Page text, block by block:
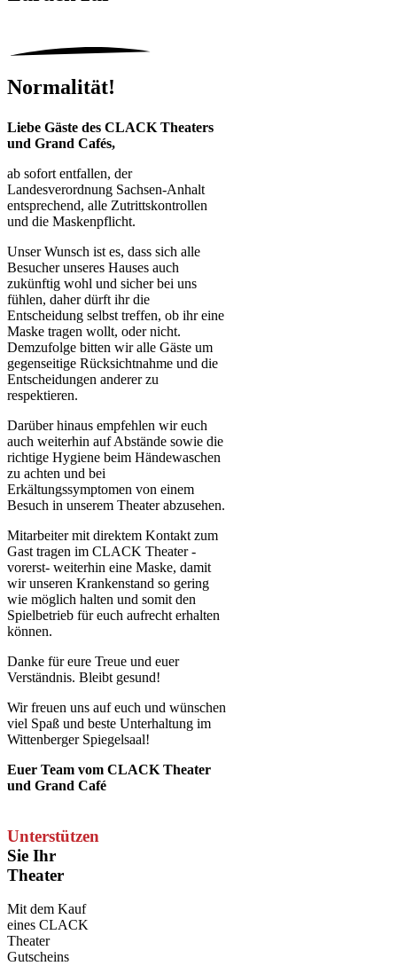
Normalität!
Liebe Gäste des CLACK Theaters
und Grand Cafés,
ab sofort entfallen, der
Landesverordnung Sachsen-Anhalt
entsprechend, alle Zutrittskontrollen
und die Maskenpflicht.
Unser Wunsch ist es, dass sich alle
Besucher unseres Hauses auch
zukünftig wohl und sicher bei uns
fühlen, daher dürft ihr die
Entscheidung selbst treffen, ob ihr eine
Maske tragen wollt, oder nicht.
Demzufolge bitten wir alle Gäste um
gegenseitige Rücksichtnahme und die
Entscheidungen anderer zu
respektieren.
Darüber hinaus empfehlen wir euch
auch weiterhin auf Abstände sowie die
richtige Hygiene beim Händewaschen
zu achten und bei
Erkältungssymptomen von einem
Besuch in unserem Theater abzusehen.
Mitarbeiter mit direktem Kontakt zum
Gast tragen im CLACK Theater -
vorerst- weiterhin eine Maske, damit
wir unseren Krankenstand so gering
wie möglich halten und somit den
Spielbetrieb für euch aufrecht erhalten
können.
Danke für eure Treue und euer
Verständnis. Bleibt gesund!
Wir freuen uns auf euch und wünschen
viel Spaß und beste Unterhaltung im
Wittenberger Spiegelsaal!
Euer Team vom CLACK Theater
und Grand Café
Unterstützen
Sie Ihr
Theater
Mit dem Kauf
eines CLACK
Theater
Gutscheins